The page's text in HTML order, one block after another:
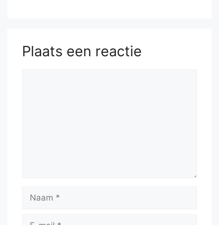
Plaats een reactie
Naam